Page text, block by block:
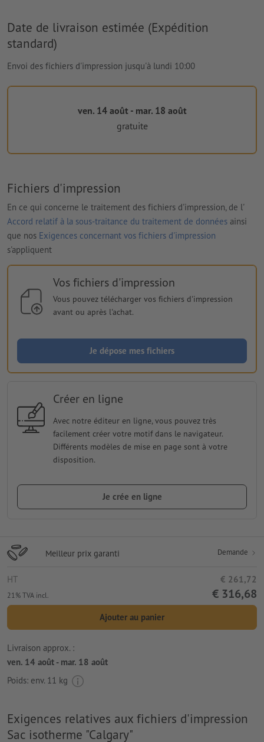
Date de livraison estimée (Expédition
standard)
Envoi des fichiers d'impression jusqu'à lundi 10:00
ven. 14 août - mar. 18 août
gratuite
Fichiers d'impression
En ce qui concerne le traitement des fichiers d'impression, de l'
Accord relatif à la sous-traitance du traitement de données ainsi
que nos Exigences concernant vos fichiers d'impression
s'appliquent
Vos fichiers d'impression
Vous pouvez télécharger vos fichiers d'impression
avant ou après l'achat.
Je dépose mes fichiers
Créer en ligne
Avec notre éditeur en ligne, vous pouvez très
facilement créer votre motif dans le navigateur.
Différents modèles de mise en page sont à votre
disposition.
Je crée en ligne
Meilleur prix garanti Demande
HT € 261,72
21% TVA incl. € 316,68
Ajouter au panier
Livraison approx. :
ven. 14 août - mar. 18 août
Poids: env. 11 kg
Exigences relatives aux fichiers d'impression
Sac isotherme "Calgary"